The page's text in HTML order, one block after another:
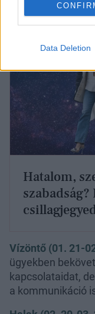
Data Deletion
Hatalom,
Vízöntő (01. 21-
ügyekben
kapcsolataidat,
a kommunikáció